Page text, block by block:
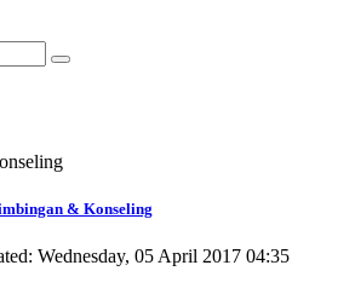
& Konseling
Wednesday, 05 April 2017 04:35